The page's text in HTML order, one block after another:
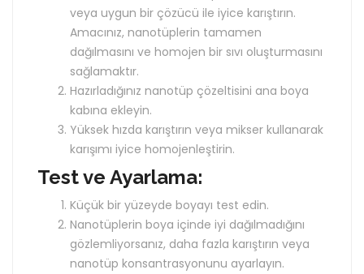
veya uygun bir çözücü ile iyice karıştırın.
Amacınız, nanotüplerin tamamen
dağılmasını ve homojen bir sıvı oluşturmasını
sağlamaktır.
Hazırladığınız nanotüp çözeltisini ana boya
kabına ekleyin.
Yüksek hızda karıştırın veya mikser kullanarak
karışımı iyice homojenleştirin.
Test ve Ayarlama:
Küçük bir yüzeyde boyayı test edin.
Nanotüplerin boya içinde iyi dağılmadığını
gözlemliyorsanız, daha fazla karıştırın veya
nanotüp konsantrasyonunu ayarlayın.